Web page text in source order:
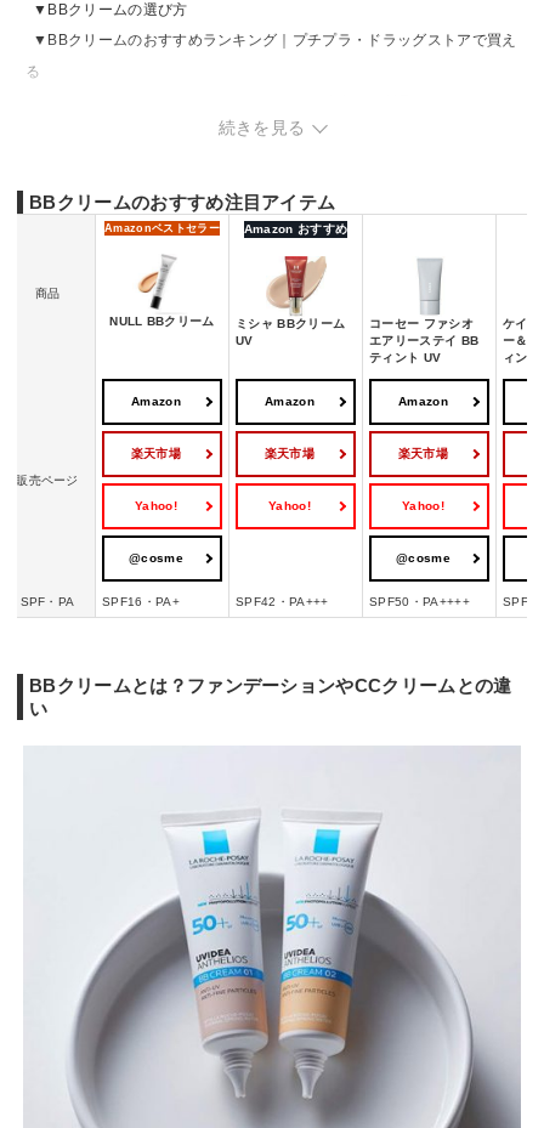
BBクリームの選び方
BBクリームのおすすめランキング｜プチプラ・ドラッグストアで買え
る
BBクリームのおすすめランキング｜メンズ
BBクリームの塗り方・使い方
続きを見る
BBクリームのおすすめ注目アイテム
商品
Amazonベストセラー
NULL BBクリーム
Amazon おすすめ
ミシャ BBクリーム
UV
コーセー ファシオ
エアリーステイ BB
ティント UV
ケイト
ー＆モ
ィング
販売ページ
Amazon
楽天市場
Yahoo!
@cosme
Amazon
楽天市場
Yahoo!
Amazon
楽天市場
Yahoo!
@cosme
SPF・PA SPF16・PA+ SPF42・PA+++ SPF50・PA++++
BBクリームとは？ファンデーションやCCクリームとの違
い